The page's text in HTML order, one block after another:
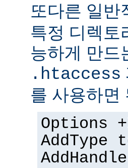
또다른 일반
특정 디렉토
능하게 만드
.htaccess
를 사용하면
Options